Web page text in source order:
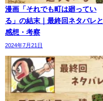
漫画「それでも町は廻ってい
る」の結末｜最終回ネタバレと
感想・考察
2024年7月21日